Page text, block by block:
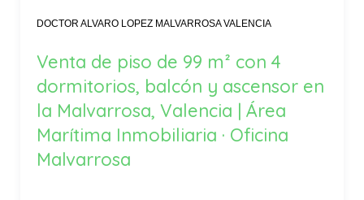
DOCTOR ALVARO LOPEZ MALVARROSA VALENCIA
Venta de piso de 99 m² con 4
dormitorios, balcón y ascensor en
la Malvarrosa, Valencia | Área
Marítima Inmobiliaria · Oficina
Malvarrosa